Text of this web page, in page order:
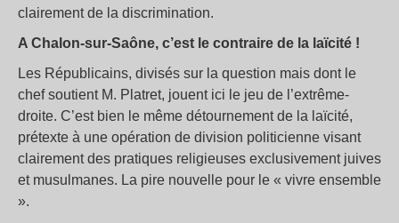
clairement de la discrimination.
A Chalon-sur-Saône, c’est le contraire de la laïcité !
Les Républicains, divisés sur la question mais dont le
chef soutient M. Platret, jouent ici le jeu de l’extrême-
droite. C’est bien le même détournement de la laïcité,
prétexte à une opération de division politicienne visant
clairement des pratiques religieuses exclusivement juives
et musulmanes. La pire nouvelle pour le « vivre ensemble
».